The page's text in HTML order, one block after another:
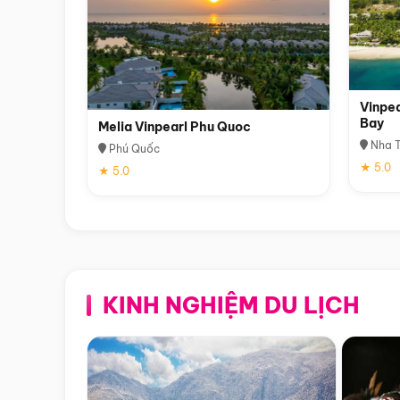
Melia Vinpearl Phu Quoc
Phú Quốc
★ 5.0
Bay
Nha
★ 5.0
KINH NGHIỆM DU LỊCH